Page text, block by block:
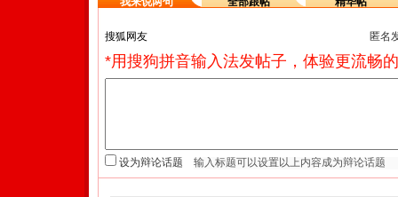
匿名
*用搜狗拼音输入法发帖子，体验更流畅
设为辩论话题